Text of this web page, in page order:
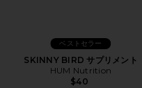
ベストセラー
SKINNY BIRD サプリメント
HUM Nutrition
$40